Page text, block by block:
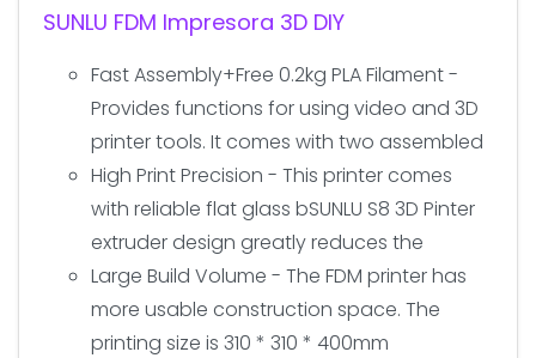
SUNLU FDM Impresora 3D DIY
Fast Assembly+Free 0.2kg PLA Filament -
Provides functions for using video and 3D
printer tools. It comes with two assembled
High Print Precision - This printer comes
with reliable flat glass bSUNLU S8 3D Pinter
extruder design greatly reduces the
Large Build Volume - The FDM printer has
more usable construction space. The
printing size is 310 * 310 * 400mm